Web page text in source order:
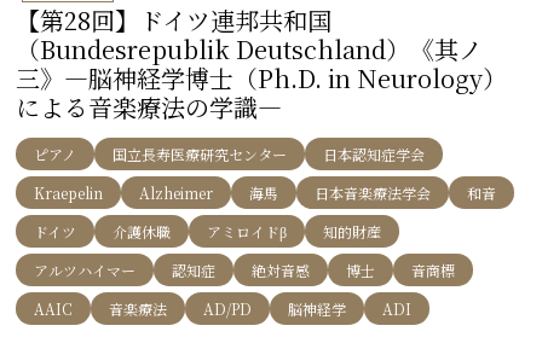
【第28回】ドイツ連邦共和国
（Bundesrepublik Deutschland）《其ノ
三》―脳神経学博士（Ph.D. in Neurology）
による音楽療法の学識―
ピアノ 国立長寿医療研究センター
日本認知症学会
Kraepelin
Alzheimer 海馬 日本音楽療法学会
和音
ドイツ
介護休職 アミロイドβ
知的財産
アルツハイマー
認知症 絶対音感 博士
音商標
AAIC
音楽療法 AD/PD 脳神経学 ADI